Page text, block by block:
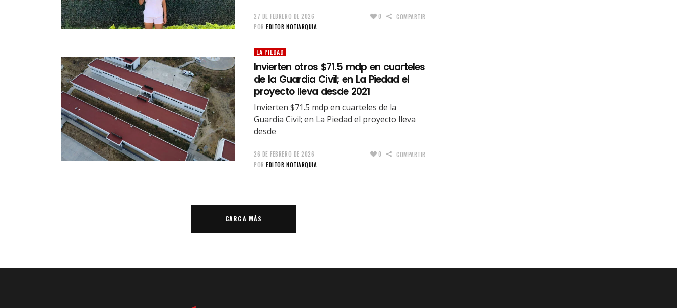
27 DE FEBRERO DE 2026
POR EDITOR NOTIARQUIA
0 COMPARTIR
LA PIEDAD
Invierten otros $71.5 mdp en cuarteles
de la Guardia Civil; en La Piedad el
proyecto lleva desde 2021
Invierten $71.5 mdp en cuarteles de la
Guardia Civil; en La Piedad el proyecto lleva
desde
26 DE FEBRERO DE 2026
POR EDITOR NOTIARQUIA
0 COMPARTIR
CARGA MÁS